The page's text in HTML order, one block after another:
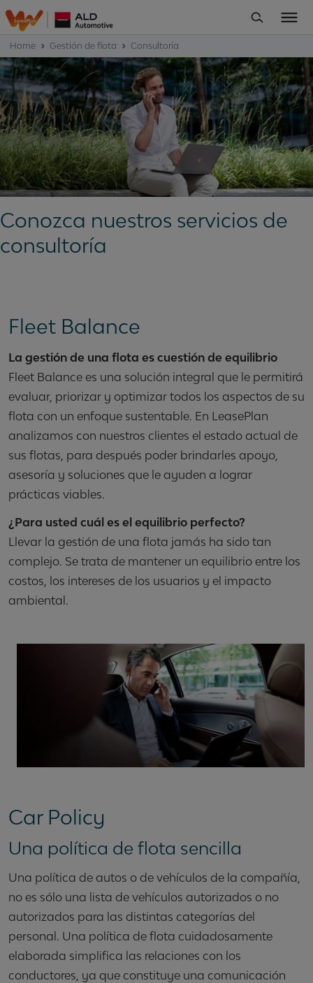
Home Gestión de flota Consultoría
Conozca nuestros servicios de
consultoría
Fleet Balance
La gestión de una flota es cuestión de equilibrio
Fleet Balance es una solución integral que le permitirá
evaluar, priorizar y optimizar todos los aspectos de su
flota con un enfoque sustentable. En LeasePlan
analizamos con nuestros clientes el estado actual de
sus flotas, para después poder brindarles apoyo,
asesoría y soluciones que le ayuden a lograr
prácticas viables.
¿Para usted cuál es el equilibrio perfecto?
Llevar la gestión de una flota jamás ha sido tan
complejo. Se trata de mantener un equilibrio entre los
costos, los intereses de los usuarios y el impacto
ambiental.
Car Policy
Una política de flota sencilla
Una política de autos o de vehículos de la compañía,
no es sólo una lista de vehículos autorizados o no
autorizados para las distintas categorías del
personal. Una política de flota cuidadosamente
elaborada simplifica las relaciones con los
conductores, ya que constituye una comunicación